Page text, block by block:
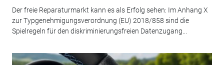
Der freie Reparaturmarkt kann es als Erfolg sehen: Im Anhang X
zur Typgenehmigungsverordnung (EU) 2018/858 sind die
Spielregeln für den diskriminierungsfreien Datenzugang...